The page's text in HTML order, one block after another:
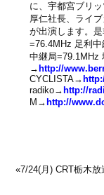
に、宇都宮ブリ
厚仁社長、ライ
が出演します。
=76.4MHz 足利
中継局=79.1MHz
→ http://
CYCLISTA→
radiko→ http://
M→ http://
«7/24(月) CRT栃木